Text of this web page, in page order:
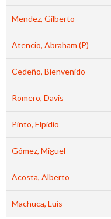
Mendez, Gilberto
Atencio, Abraham (P)
Cedeño, Bienvenido
Romero, Davis
Pinto, Elpidio
Gómez, Miguel
Acosta, Alberto
Machuca, Luis